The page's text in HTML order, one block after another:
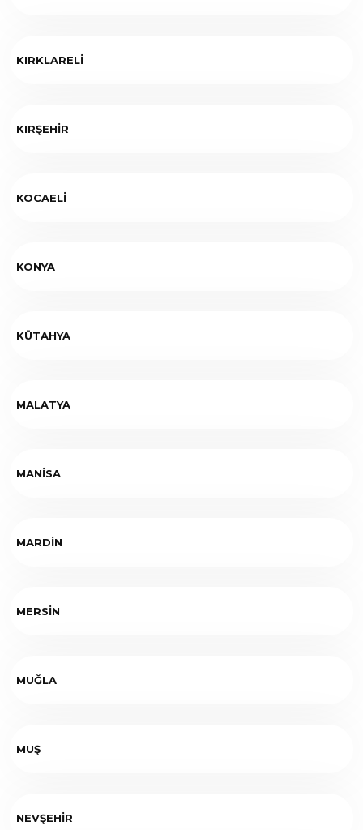
KIRKLARELİ
KIRŞEHİR
KOCAELİ
KONYA
KÜTAHYA
MALATYA
MANİSA
MARDİN
MERSİN
MUĞLA
MUŞ
NEVŞEHİR